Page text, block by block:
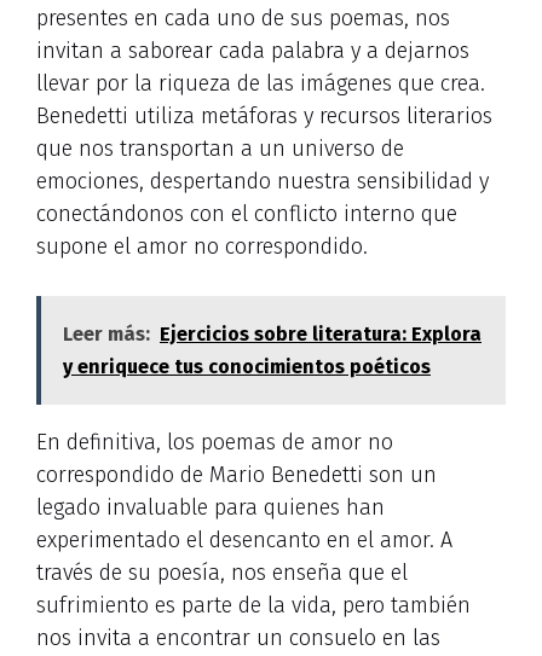
presentes en cada uno de sus poemas, nos
invitan a saborear cada palabra y a dejarnos
llevar por la riqueza de las imágenes que crea.
Benedetti utiliza metáforas y recursos literarios
que nos transportan a un universo de
emociones, despertando nuestra sensibilidad y
conectándonos con el conflicto interno que
supone el amor no correspondido.
Leer más: Ejercicios sobre literatura: Explora
y enriquece tus conocimientos poéticos
En definitiva, los poemas de amor no
correspondido de Mario Benedetti son un
legado invaluable para quienes han
experimentado el desencanto en el amor. A
través de su poesía, nos enseña que el
sufrimiento es parte de la vida, pero también
nos invita a encontrar un consuelo en las